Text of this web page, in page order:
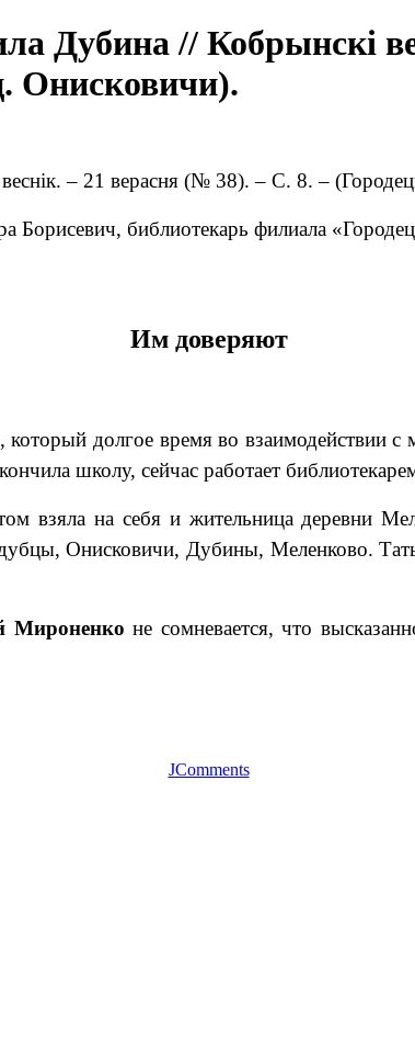
Дубина // Кобрынскі
Онисковичи).
веснік. – 21 верасня (№ 38). – С. 8. –
Борисевич,библиотекарь филиала
Им доверяют
, который долгое время во взаимодействии с
школу, сейчас работает
взяла на себя и жительница деревни
Онисковичи, Дубины, Меленково.
Мироненконе сомневается, что
JComments